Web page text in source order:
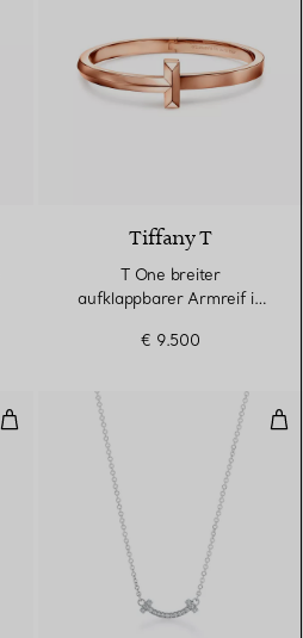
Tiffany T
T One breiter
aufklappbarer Armreif in
€ 9.500
Smile Ohrringe in Weißgold mit
3 Materialien